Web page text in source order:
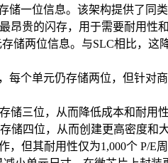
储一位信息。该架构提供了同
昂贵的闪存，用于需要耐用性
储两位信息。与SLC相比，
每个单元仍存储两位，但针对
储三位，从而降低成本和耐用
储四位，从而创建更高密度和
，但其耐用性仅为1,000个 P/E